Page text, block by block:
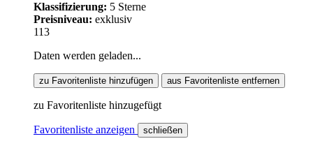
Klassifizierung: 5 Sterne
Preisniveau: exklusiv
113
Daten werden geladen...
zu Favoritenliste hinzufügen aus Favoritenliste entfernen
zu Favoritenliste hinzugefügt
Favoritenliste anzeigen schließen